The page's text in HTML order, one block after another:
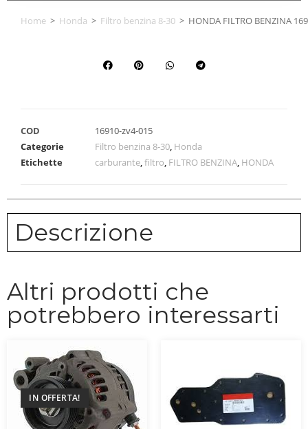
Home > Honda > Filtro benzina 8-30 > HONDA FILTRO BENZINA
COD
16910-zv4-015
Categorie
Filtro benzina 8-30, Honda
Etichette
carburante,filtro, FILTRO BENZINA, HONDA
Descrizione
Altri prodotti che
potrebbero interessarti
IN OFFERTA!